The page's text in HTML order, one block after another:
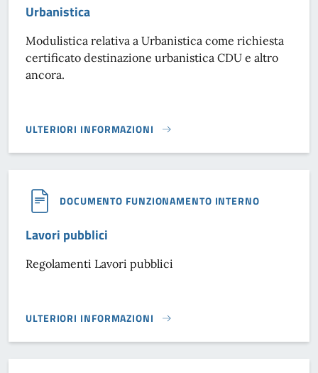
Urbanistica
Modulistica relativa a Urbanistica come richiesta
certificato destinazione urbanistica CDU e altro
ancora.
ULTERIORI INFORMAZIONI
URBANISTICA}
DOCUMENTO FUNZIONAMENTO INTERNO
Lavori pubblici
Regolamenti Lavori pubblici
ULTERIORI INFORMAZIONI
LAVORI PUBBLICI}